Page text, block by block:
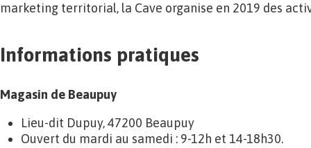
marketing territorial, la Cave organise en 2019 des
Informations pratiques
Magasin de Beaupuy
Lieu-dit Dupuy, 47200 Beaupuy
Ouvert du mardi au samedi : 9-12h et 14-18h30.